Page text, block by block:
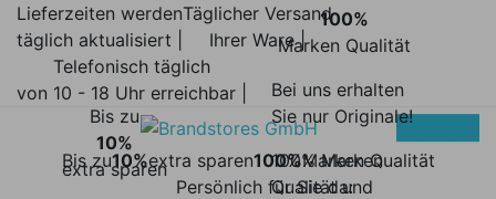
Lieferzeiten werden
täglich aktualisiert |
Täglicher Versand
Ihrer Ware |
Telefonisch täglich
von 10 - 18 Uhr erreichbar |
Bis zu10%extra sparen
Bis zu
10%
extra sparen
100%Marken Qualität
100%
Marken Qualität
Bei uns erhalten
Sie nur Originale!
100% Marken
Qualität und
Persönlich für Sie da: